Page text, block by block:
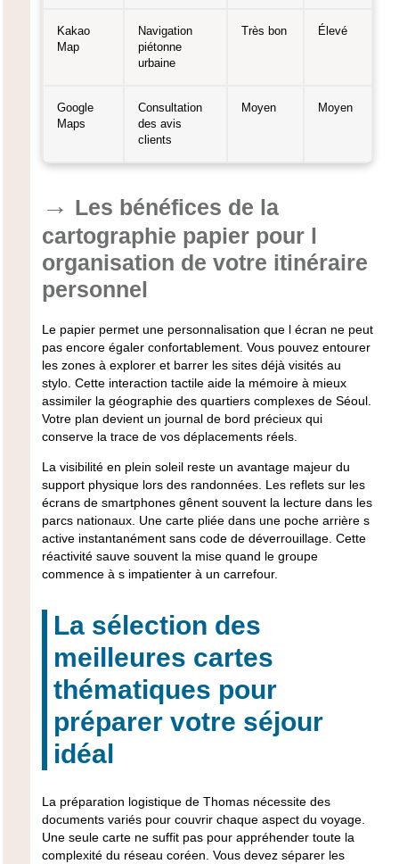
Kakao
Map
Navigation
piétonne
urbaine
Très bon Élevé
Google
Maps
Consultation
des avis
clients
Moyen Moyen
Les bénéfices de la
cartographie papier pour l
organisation de votre itinéraire
personnel
Le papier permet une personnalisation que l écran ne peut
pas encore égaler confortablement. Vous pouvez entourer
les zones à explorer et barrer les sites déjà visités au
stylo. Cette interaction tactile aide la mémoire à mieux
assimiler la géographie des quartiers complexes de Séoul.
Votre plan devient un journal de bord précieux qui
conserve la trace de vos déplacements réels.
La visibilité en plein soleil reste un avantage majeur du
support physique lors des randonnées. Les reflets sur les
écrans de smartphones gênent souvent la lecture dans les
parcs nationaux. Une carte pliée dans une poche arrière s
active instantanément sans code de déverrouillage. Cette
réactivité sauve souvent la mise quand le groupe
commence à s impatienter à un carrefour.
La sélection des
meilleures cartes
thématiques pour
préparer votre séjour
idéal
La préparation logistique de Thomas nécessite des
documents variés pour couvrir chaque aspect du voyage.
Une seule carte ne suffit pas pour appréhender toute la
complexité du réseau coréen. Vous devez séparer les